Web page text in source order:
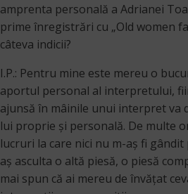
amprenta personală a Adrianei
prime înregistrări cu „Old women
câteva indicii?
I.P.: Pentru mine este mereu o
aportul personal al interpretului,
ajunsă în mâinile unui interpret va
lui proprie și personală. De multe
lucruri la care nici nu m-aș fi gândit
aș asculta o altă piesă, o piesă
mai spun că ai mereu de învățat